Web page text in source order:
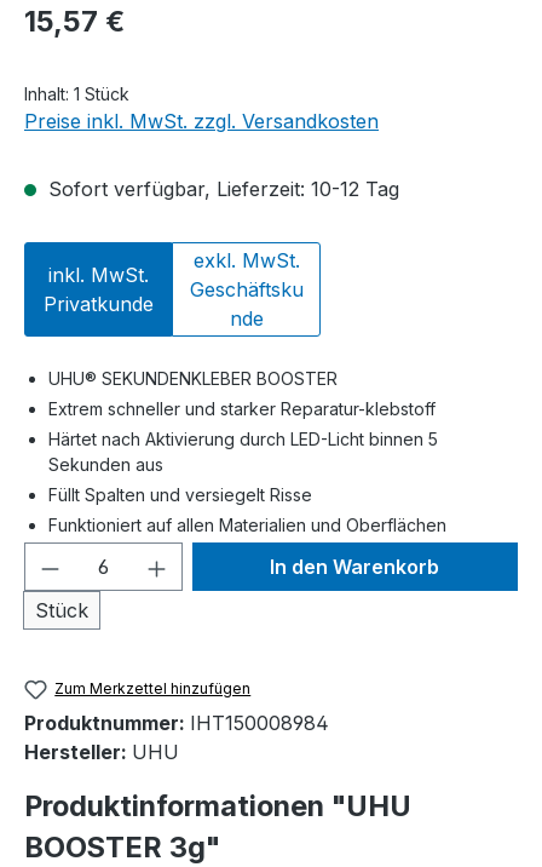
Regulärer Preis:
15,57 €
Inhalt: 1 Stück
Preise inkl. MwSt. zzgl. Versandkosten
Sofort verfügbar, Lieferzeit: 10-12 Tag
inkl. MwSt.
Privatkunde
exkl. MwSt.
Geschäftsku
nde
UHU® SEKUNDENKLEBER BOOSTER
Extrem schneller und starker Reparatur-klebstoff
Härtet nach Aktivierung durch LED-Licht binnen 5
Sekunden aus
Füllt Spalten und versiegelt Risse
Funktioniert auf allen Materialien und Oberflächen
Produkt Anzahl: Gib den
Stück
In den Warenkorb
Zum Merkzettel hinzufügen
Produktnummer: IHT150008984
Hersteller: UHU
Produktinformationen "UHU
BOOSTER 3g"